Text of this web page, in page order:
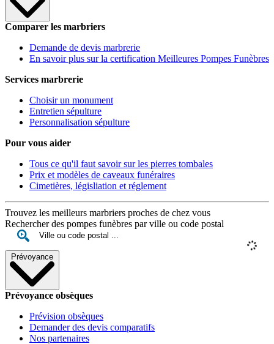
Comparer les marbriers
Demande de devis marbrerie
En savoir plus sur la certification Meilleures Pompes Funèbres
Services marbrerie
Choisir un monument
Entretien sépulture
Personnalisation sépulture
Pour vous aider
Tous ce qu'il faut savoir sur les pierres tombales
Prix et modèles de caveaux funéraires
Cimetières, législiation et réglement
Trouvez les meilleurs marbriers proches de chez vous
Rechercher des pompes funèbres par ville ou code postal
Prévoyance
Prévoyance obsèques
Prévision obsèques
Demander des devis comparatifs
Nos partenaires